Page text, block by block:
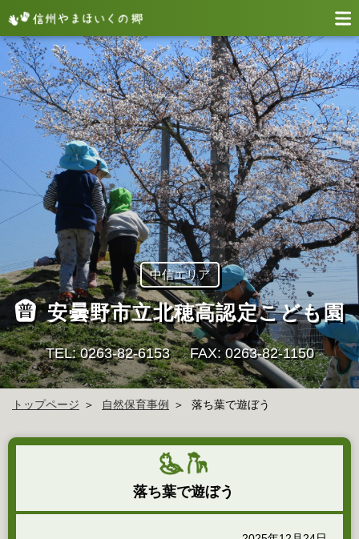
中信エリア
安曇野市立北穂高認定こども園
TEL: 0263-82-6153 FAX: 0263-82-1150
トップページ 自然保育事例 落ち葉で遊ぼう
落ち葉で遊ぼう